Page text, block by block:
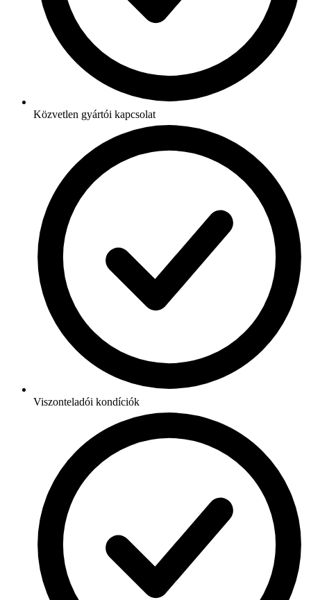
Közvetlen gyártói kapcsolat
Viszonteladói kondíciók